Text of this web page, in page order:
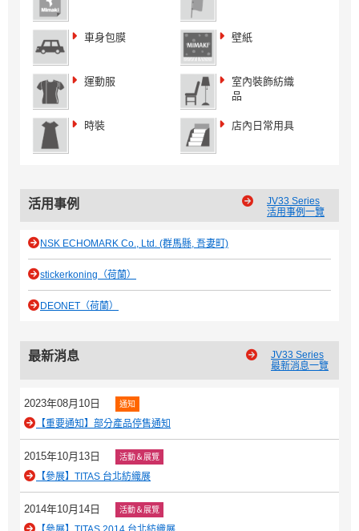
車身包膜 壁紙
運動服
室內裝飾紡織
品
時裝 店內日常用具
活用事例
JV33 Series
活用事例一覽
NSK ECHOMARK Co., Ltd. (群馬縣, 吾妻町)
stickerkoning（荷蘭）
DEONET（荷蘭）
最新消息
JV33 Series
最新消息一覽
2023年08月10日 通知
【重要通知】部分產品停售通知
2015年10月13日 活動＆展覽
【參展】TITAS 台北紡織展
2014年10月14日 活動＆展覽